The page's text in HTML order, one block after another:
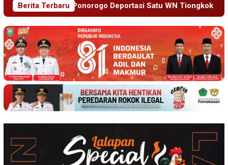
Berita Terbaru
Satu WN Tiongkok Salahgunakan Ijin Tinggal